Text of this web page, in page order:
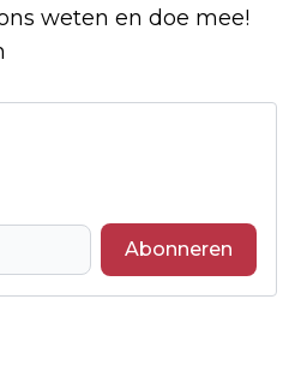
weten en doe mee!
Abonneren